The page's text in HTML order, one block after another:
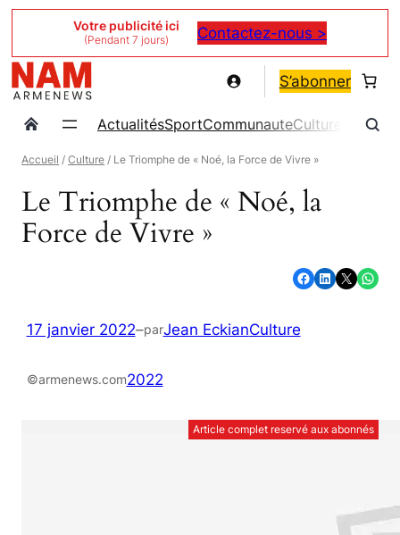
contenu
Votre publicité ici
(Pendant 7 jours) Contactez-nous >
S’abonner
ActualitésSportCommunauteCulture
Accueil /Culture / Le Triomphe de « Noé, la Force de Vivre »
Le Triomphe de « Noé, la
Force de Vivre »
Partager sur Facebook Partager sur LinkedIn Partager sur X Partager sur WhatsApp
17 janvier 2022–parJean EckianCulture
©armenews.com2022
Article complet reservé aux abonnés